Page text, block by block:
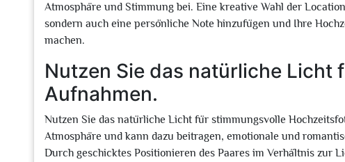
Atmosphäre und Stimmung bei. Eine kreative Wahl der
sondern auch eine persönliche Note hinzufügen und Ihre
machen.
Nutzen Sie das natürliche Licht
Aufnahmen.
Nutzen Sie das natürliche Licht für stimmungsvolle
Atmosphäre und kann dazu beitragen, emotionale und
Durch geschicktes Positionieren des Paares im Verhältnis zur